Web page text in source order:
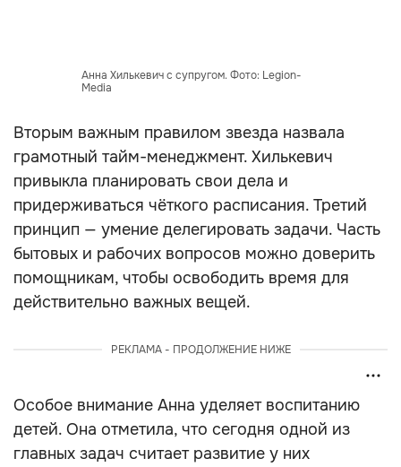
Анна Хилькевич с супругом. Фото: Legion-
Media
Вторым важным правилом звезда назвала
грамотный тайм-менеджмент. Хилькевич
привыкла планировать свои дела и
придерживаться чёткого расписания. Третий
принцип — умение делегировать задачи. Часть
бытовых и рабочих вопросов можно доверить
помощникам, чтобы освободить время для
действительно важных вещей.
РЕКЛАМА - ПРОДОЛЖЕНИЕ НИЖЕ
Особое внимание Анна уделяет воспитанию
детей. Она отметила, что сегодня одной из
главных задач считает развитие у них